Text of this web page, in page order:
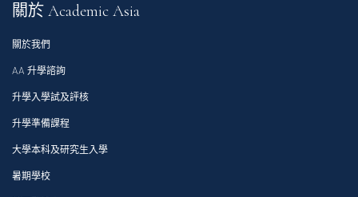
關於 Academic Asia
關於我們
AA 升學諮詢
升學入學試及評核
升學準備課程
大學本科及研究生入學
暑期學校